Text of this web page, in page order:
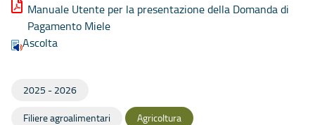
Manuale Utente per la presentazione della Domanda di
Pagamento Miele
Ascolta
2025 - 2026
Filiere agroalimentari Agricoltura